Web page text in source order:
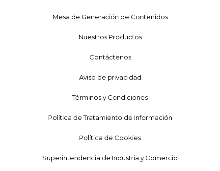
Mesa de Generación de Contenidos
Nuestros Productos
Contáctenos
Aviso de privacidad
Términos y Condiciones
Política de Tratamiento de Información
Política de Cookies
Superintendencia de Industria y Comercio